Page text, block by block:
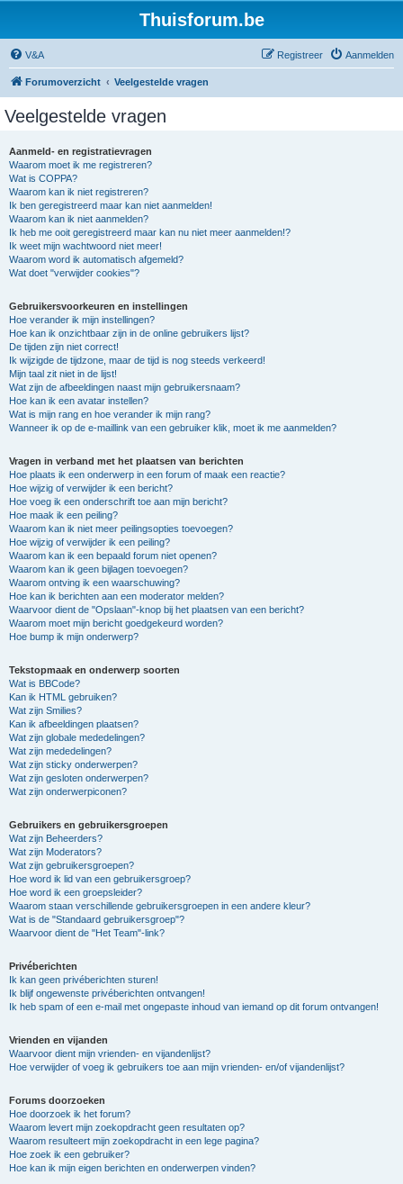
Thuisforum.be
V&A Aanmelden
Registreer
Forumoverzicht Veelgestelde vragen
Veelgestelde vragen
Aanmeld- en registratievragen
Waarom moet ik me registreren?
Wat is COPPA?
Waarom kan ik niet registreren?
Ik ben geregistreerd maar kan niet aanmelden!
Waarom kan ik niet aanmelden?
Ik heb me ooit geregistreerd maar kan nu niet meer aanmelden!?
Ik weet mijn wachtwoord niet meer!
Waarom word ik automatisch afgemeld?
Wat doet "verwijder cookies"?
Gebruikersvoorkeuren en instellingen
Hoe verander ik mijn instellingen?
Hoe kan ik onzichtbaar zijn in de online gebruikers lijst?
De tijden zijn niet correct!
Ik wijzigde de tijdzone, maar de tijd is nog steeds verkeerd!
Mijn taal zit niet in de lijst!
Wat zijn de afbeeldingen naast mijn gebruikersnaam?
Hoe kan ik een avatar instellen?
Wat is mijn rang en hoe verander ik mijn rang?
Wanneer ik op de e-maillink van een gebruiker klik, moet ik me aanmelden?
Vragen in verband met het plaatsen van berichten
Hoe plaats ik een onderwerp in een forum of maak een reactie?
Hoe wijzig of verwijder ik een bericht?
Hoe voeg ik een onderschrift toe aan mijn bericht?
Hoe maak ik een peiling?
Waarom kan ik niet meer peilingsopties toevoegen?
Hoe wijzig of verwijder ik een peiling?
Waarom kan ik een bepaald forum niet openen?
Waarom kan ik geen bijlagen toevoegen?
Waarom ontving ik een waarschuwing?
Hoe kan ik berichten aan een moderator melden?
Waarvoor dient de "Opslaan"-knop bij het plaatsen van een bericht?
Waarom moet mijn bericht goedgekeurd worden?
Hoe bump ik mijn onderwerp?
Tekstopmaak en onderwerp soorten
Wat is BBCode?
Kan ik HTML gebruiken?
Wat zijn Smilies?
Kan ik afbeeldingen plaatsen?
Wat zijn globale mededelingen?
Wat zijn mededelingen?
Wat zijn sticky onderwerpen?
Wat zijn gesloten onderwerpen?
Wat zijn onderwerpiconen?
Gebruikers en gebruikersgroepen
Wat zijn Beheerders?
Wat zijn Moderators?
Wat zijn gebruikersgroepen?
Hoe word ik lid van een gebruikersgroep?
Hoe word ik een groepsleider?
Waarom staan verschillende gebruikersgroepen in een andere kleur?
Wat is de "Standaard gebruikersgroep"?
Waarvoor dient de "Het Team"-link?
Privéberichten
Ik kan geen privéberichten sturen!
Ik blijf ongewenste privéberichten ontvangen!
Ik heb spam of een e-mail met ongepaste inhoud van iemand op dit forum ontvangen!
Vrienden en vijanden
Waarvoor dient mijn vrienden- en vijandenlijst?
Hoe verwijder of voeg ik gebruikers toe aan mijn vrienden- en/of vijandenlijst?
Forums doorzoeken
Hoe doorzoek ik het forum?
Waarom levert mijn zoekopdracht geen resultaten op?
Waarom resulteert mijn zoekopdracht in een lege pagina?
Hoe zoek ik een gebruiker?
Hoe kan ik mijn eigen berichten en onderwerpen vinden?